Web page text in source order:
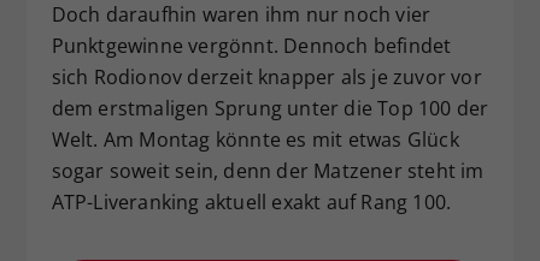
Doch daraufhin waren ihm nur noch vier
Punktgewinne vergönnt. Dennoch befindet
sich Rodionov derzeit knapper als je zuvor vor
dem erstmaligen Sprung unter die Top 100 der
Welt. Am Montag könnte es mit etwas Glück
sogar soweit sein, denn der Matzener steht im
ATP-Liveranking aktuell exakt auf Rang 100.